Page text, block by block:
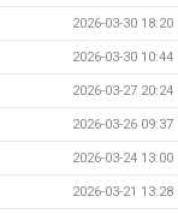
2026-03-30 18:20
2026-03-30 10:44
2026-03-27 20:24
2026-03-26 09:37
2026-03-24 13:00
2026-03-21 13:28